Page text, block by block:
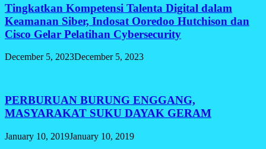
Tingkatkan Kompetensi Talenta Digital dalam
Keamanan Siber, Indosat Ooredoo Hutchison dan
Cisco Gelar Pelatihan Cybersecurity
December 5, 2023December 5, 2023
PERBURUAN BURUNG ENGGANG,
MASYARAKAT SUKU DAYAK GERAM
January 10, 2019January 10, 2019